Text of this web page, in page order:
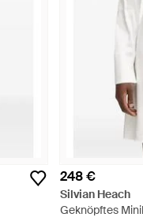
248 €
Silvian Heach
Geknöpftes